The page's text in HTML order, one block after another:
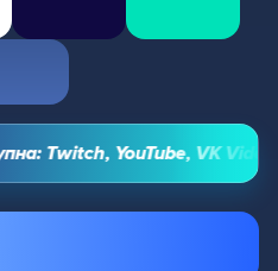
Twitch, YouTube, VK Video